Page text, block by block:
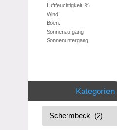
Luftfeuchtigkeit: %
Wind:
Böen:
Sonnenaufgang:
Sonnenuntergang:
Kategorien